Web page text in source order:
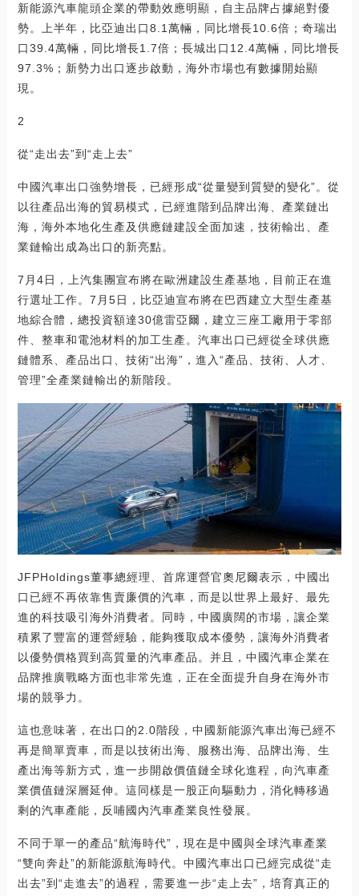
新能源汽車龍頭企業的帶動效應明顯，自主品牌占據絕對優
勢。上半年，比亞迪出口8.1萬輛，同比增長10.6倍；奇瑞出
口39.4萬輛，同比增長1.7倍；長城出口12.4萬輛，同比增長
97.3%；新勢力出口逐步啟動，海外市場也有數據開始顯
現。
2
從“走出去”到“走上去”
中國汽車出口強勢增長，已經形成“從量變到質變的變化”。從
以往產品出海的貿易模式，已經進階到品牌出海、產業鏈出
海，海外本地化生產及供應鏈建設全面加速，技術輸出、產
業鏈輸出成為出口的新亮點。
7月4日，上汽集團宣布將在歐洲建設生產基地，目前正在進
行選址工作。7月5日，比亞迪宣布將在巴西建立大型生產基
地綜合體，總投資額達30億雷亞爾，建立三座工廠用于零部
件、整車和電池材料的加工生產。汽車出口已經從全球供應
鏈體系、產品出口、技術“出海”，進入“產品、技術、人才、
管理”全產業鏈輸出的新階段。
JFPHoldings董事總經理、首席運營官奧尼爾表示，中國出
口已經不再依靠售賣廉價的汽車，而是以世界上最好、最先
進的科技吸引海外消費者。同時，中國廣闊的市場，讓企業
積累了豐富的運營經驗，能夠獲取成本優勢，讓海外消費者
以優勢價格買到高質量的汽車產品。并且，中國汽車企業在
品牌推廣戰略方面也非常先進，正在全面提升自身在海外市
場的競爭力。
這也意味著，在出口的2.0階段，中國新能源汽車出海已經不
再是簡單賣車，而是以技術出海、服務出海、品牌出海、生
產出海等新方式，進一步開啟價值鏈全球化進程，向汽車產
業價值鏈深層延伸。這同樣是一股正向驅動力，消化轉移過
剩的汽車產能，反哺國內汽車產業良性發展。
不同于單一的產品“航海時代”，現在是中國與全球汽車產業
“雙向奔赴”的新能源航海時代。中國汽車出口已經完成從“走
出去”到“走進去”的過程，需要進一步“走上去”，培育真正的